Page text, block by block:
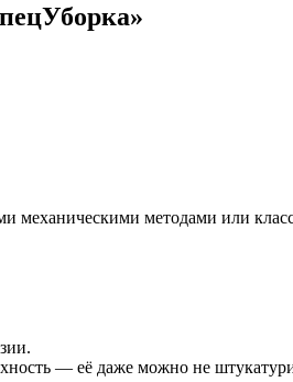
механическими методами или
— её даже можно не